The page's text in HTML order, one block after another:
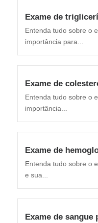
Exame de
Entenda tudo sobre o
importância para...
Exame de
Entenda tudo sobre o
importância...
Exame de
Entenda tudo sobre o
e sua...
Exame de